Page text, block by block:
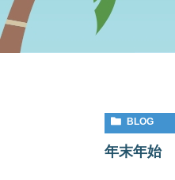
BLOG
年末年始